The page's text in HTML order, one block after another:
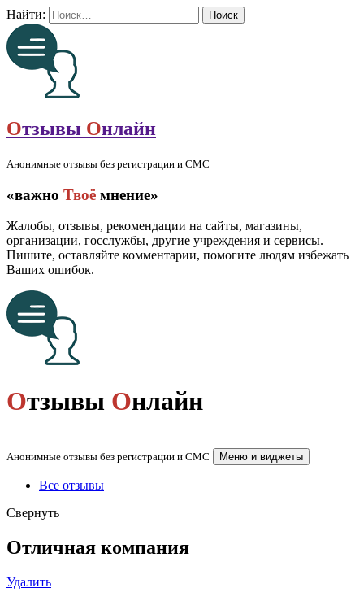
Найти:
Отзывы Онлайн
Анонимные отзывы без регистрации и СМС
«важно Твоё мнение»
Жалобы, отзывы, рекомендации на сайты, магазины,
организации, госслужбы, другие учреждения и сервисы.
Пишите, оставляйте комментарии, помогите людям избежать
Ваших ошибок.
Отзывы Онлайн
Анонимные отзывы без регистрации и СМС Меню и виджеты
Все отзывы
Свернуть
Отличная компания
Удалить